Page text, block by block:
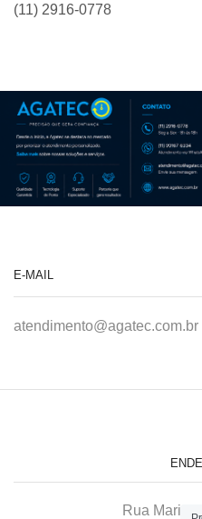
(11) 2916-0778
E-MAIL
atendimento@agatec.com.br
Rua Maria